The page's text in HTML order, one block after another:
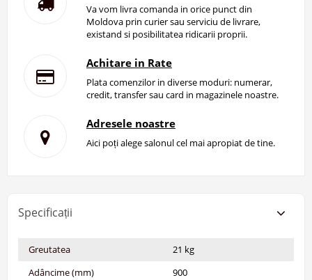
Va vom livra comanda in orice punct din
Moldova prin curier sau serviciu de livrare,
existand si posibilitatea ridicarii proprii.
Achitare in Rate
Plata comenzilor in diverse moduri: numerar,
credit, transfer sau card in magazinele noastre.
Adresele noastre
Aici poți alege salonul cel mai apropiat de tine.
Specificații
Greutatea
21 kg
Adâncime (mm)
900